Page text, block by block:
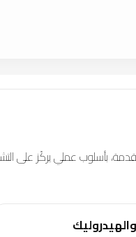
عملي يركّز على